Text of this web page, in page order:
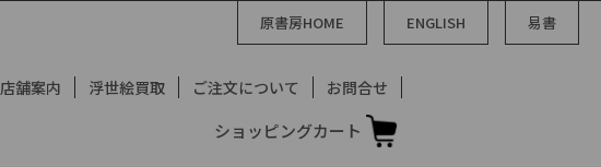
原書房HOME ENGLISH 易書
店舗案内 浮世絵買取 ご注文について お問合せ
ショッピングカート